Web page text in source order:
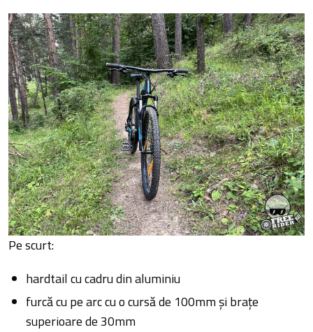
Pe scurt:
hardtail cu cadru din aluminiu
furcă cu pe arc cu o cursă de 100mm și brațe
superioare de 30mm